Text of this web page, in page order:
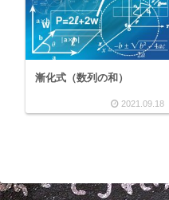
漸化式（数列の和）
2021.09.18